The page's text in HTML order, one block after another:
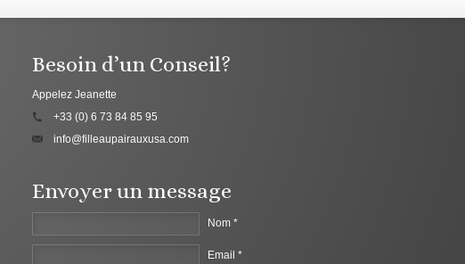
Besoin d’un Conseil?
Appelez Jeanette
+33 (0) 6 73 84 85 95
info@filleaupairauxusa.com
Envoyer un message
Nom *
Email *